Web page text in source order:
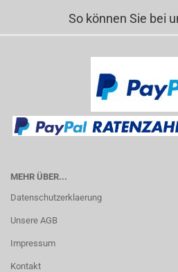
So können Sie bei
MEHR ÜBER...
Datenschutzerklaerung
Unsere AGB
Impressum
Kontakt